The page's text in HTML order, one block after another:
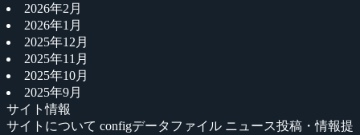
2026年2月
2026年1月
2025年12月
2025年11月
2025年10月
2025年9月
サイト情報
サイトについて configデータファイル ニュース投稿・情報提